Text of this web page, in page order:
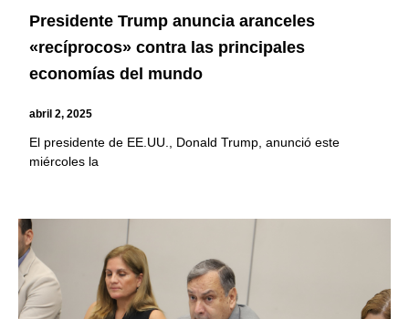
Presidente Trump anuncia aranceles
«recíprocos» contra las principales
economías del mundo
abril 2, 2025
El presidente de EE.UU., Donald Trump, anunció este
miércoles la